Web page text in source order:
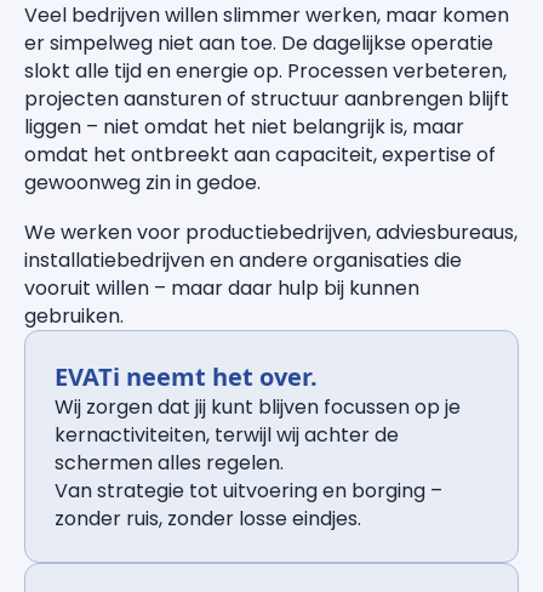
Veel bedrijven willen slimmer werken, maar komen
er simpelweg niet aan toe. De dagelijkse operatie
slokt alle tijd en energie op. Processen verbeteren,
projecten aansturen of structuur aanbrengen blijft
liggen – niet omdat het niet belangrijk is, maar
omdat het ontbreekt aan capaciteit, expertise of
gewoonweg zin in gedoe.
We werken voor productiebedrijven, adviesbureaus,
installatiebedrijven en andere organisaties die
vooruit willen – maar daar hulp bij kunnen
gebruiken.
EVATi neemt het over.
Wij zorgen dat jij kunt blijven focussen op je
kernactiviteiten, terwijl wij achter de
schermen alles regelen.
Van strategie tot uitvoering en borging –
zonder ruis, zonder losse eindjes.